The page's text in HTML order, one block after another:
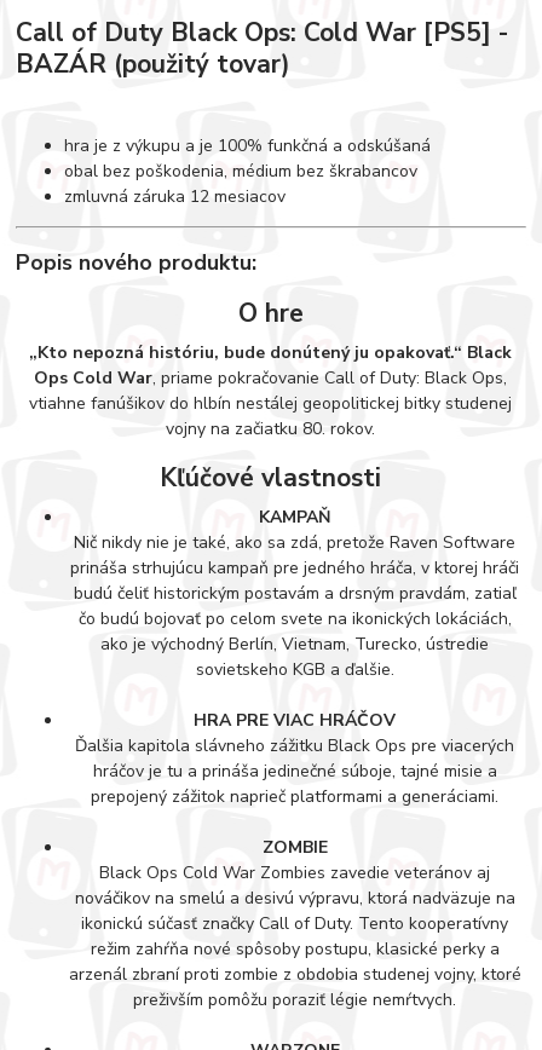
Call of Duty Black Ops: Cold War [PS5] -
BAZÁR (použitý tovar)
hra je z výkupu a je 100% funkčná a odskúšaná
obal bez poškodenia, médium bez škrabancov
zmluvná záruka 12 mesiacov
Popis nového produktu:
O hre
„Kto nepozná históriu, bude donútený ju opakovať.“ Black
Ops Cold War, priame pokračovanie Call of Duty: Black Ops,
vtiahne fanúšikov do hlbín nestálej geopolitickej bitky studenej
vojny na začiatku 80. rokov.
Kľúčové vlastnosti
KAMPAŇ
Nič nikdy nie je také, ako sa zdá, pretože Raven Software
prináša strhujúcu kampaň pre jedného hráča, v ktorej hráči
budú čeliť historickým postavám a drsným pravdám, zatiaľ
čo budú bojovať po celom svete na ikonických lokáciách,
ako je východný Berlín, Vietnam, Turecko, ústredie
sovietskeho KGB a ďalšie.
HRA PRE VIAC HRÁČOV
Ďalšia kapitola slávneho zážitku Black Ops pre viacerých
hráčov je tu a prináša jedinečné súboje, tajné misie a
prepojený zážitok naprieč platformami a generáciami.
ZOMBIE
Black Ops Cold War Zombies zavedie veteránov aj
nováčikov na smelú a desivú výpravu, ktorá nadväzuje na
ikonickú súčasť značky Call of Duty. Tento kooperatívny
režim zahŕňa nové spôsoby postupu, klasické perky a
arzenál zbraní proti zombie z obdobia studenej vojny, ktoré
preživším pomôžu poraziť légie nemŕtvych.